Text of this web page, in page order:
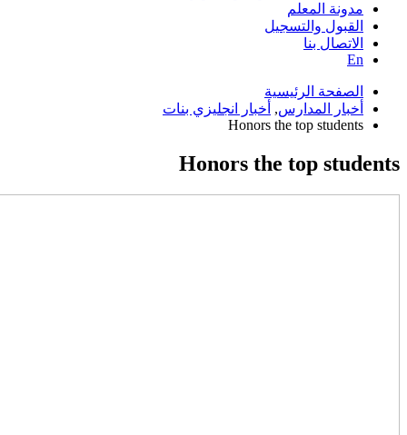
مدونة المعلم
القبول والتسجيل
الاتصال بنا
En
الصفحة الرئيسية
أخبار المدارس, أخبار انجليزي بنات
Honors the top students
Honors the top students